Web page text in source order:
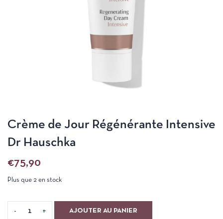
Crème de Jour Régénérante Intensive
Dr Hauschka
€75,90
Plus que 2 en stock
AJOUTER AU PANIER